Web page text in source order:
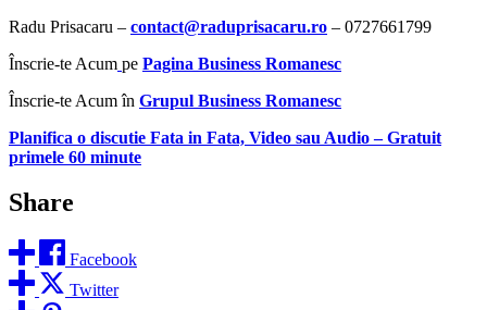
Radu Prisacaru – contact@raduprisacaru.ro – 0727661799
Înscrie-te Acum pe Pagina Business Romanesc
Înscrie-te Acum în Grupul Business Romanesc
Planifica o discutie Fata in Fata, Video sau Audio–Gratuit
primele 60 minute
Share
Facebook
Twitter